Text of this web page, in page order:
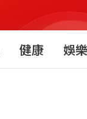
健康 娛樂